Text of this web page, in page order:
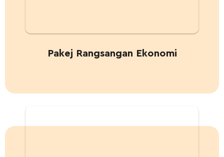
Pakej Rangsangan Ekonomi